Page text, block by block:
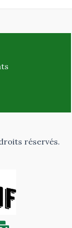
réservés.